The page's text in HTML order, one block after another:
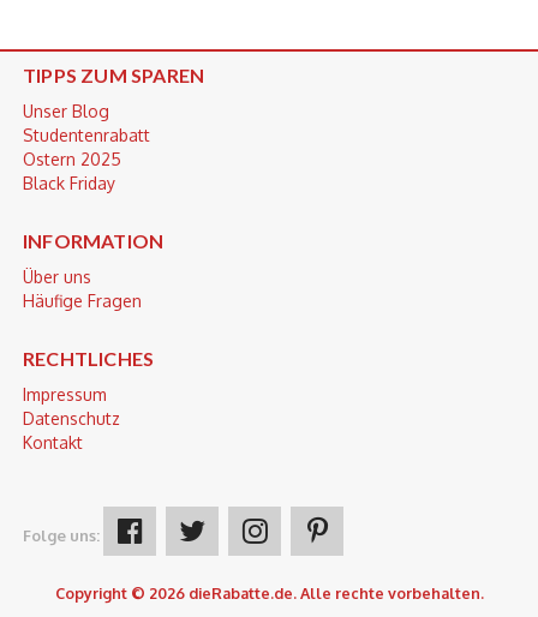
TIPPS ZUM SPAREN
Unser Blog
Studentenrabatt
Ostern 2025
Black Friday
INFORMATION
Über uns
Häufige Fragen
RECHTLICHES
Impressum
Datenschutz
Kontakt
Folge uns:
Copyright © 2026 dieRabatte.de. Alle rechte vorbehalten.